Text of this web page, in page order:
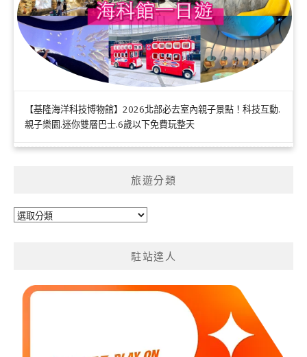
【基隆海洋科技博物館】2026北部必去室內親子景點！科技互動.
親子樂園.迷你雙層巴士.6歲以下免費玩整天
旅遊分類
旅
駐站達人